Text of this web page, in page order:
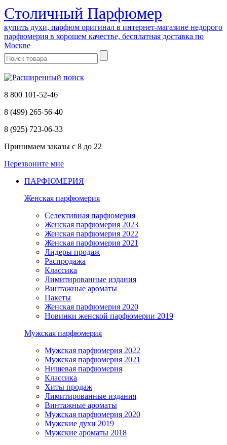
Cтоличный Парфюмер
купить духи, парфюм оригинал в интернет-магазине недорого
парфюмерия в хорошем качестве, бесплатная доставка по
Москве
8 800 101-52-46
8 (499) 265-56-40
8 (925) 723-06-33
Принимаем заказы с 8 до 22
Перезвоните мне
ПАРФЮМЕРИЯ
Женская парфюмерия
Селективная парфюмерия
Женская парфюмерия 2023
Женская парфюмерия 2022
Женская парфюмерия 2021
Лидеры продаж
Распродажа
Классика
Лимитированные издания
Винтажные ароматы
Пакеты
Женская парфюмерия 2020
Новинки женской парфюмерии 2019
Мужская парфюмерия
Мужская парфюмерия 2022
Мужская парфюмерия 2021
Нишевая парфюмерия
Классика
Хиты продаж
Лимитированные издания
Винтажные ароматы
Мужская парфюмерия 2020
Мужские духи 2019
Мужские ароматы 2018